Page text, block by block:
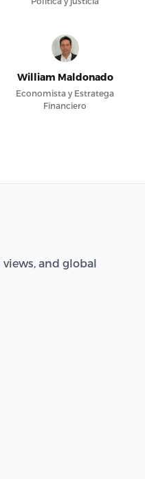
William Maldonado
Economista y Estratega
Financiero
and global